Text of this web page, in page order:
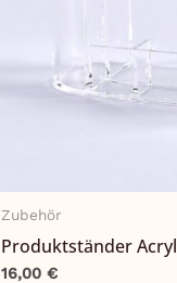
Zubehör
Produktständer Acryl
16,00 €